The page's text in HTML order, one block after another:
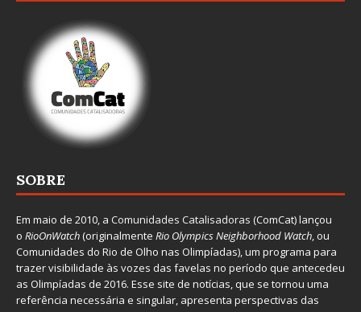
SOBRE
Em maio de 2010, a Comunidades Catalisadoras (ComCat) lançou
o RioOnWatch(originalmente Rio Olympics Neighborhood Watch, ou
Comunidades do Rio de Olho nas Olimpíadas), um programa para
trazer visibilidade às vozes das favelas no período que antecedeu
as Olimpíadas de 2016. Esse site de notícias, que se tornou uma
referência necessária e singular, apresenta perspectivas das